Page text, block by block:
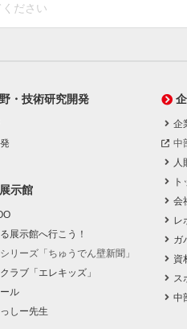
・技術研究開発
示館
展示館へ行こう！
リーズ「ちゅうでん壁新聞」
ラブ「エレキッズ」
ル
しー先生
企
中
人
会
レ
ガ
資
ス
中